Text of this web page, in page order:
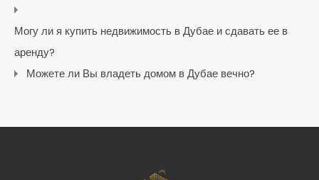
Могу ли я купить недвижимость в Дубае и сдавать ее в
аренду?
Можете ли Вы владеть домом в Дубае вечно?